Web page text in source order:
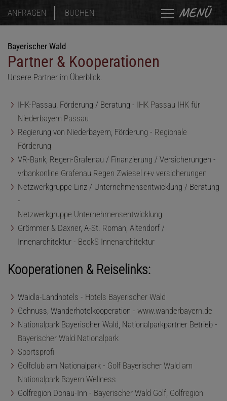
ANFRAGEN BUCHEN MENÜ
Bayerischer Wald
Partner & Kooperationen
Unsere Partner im Überblick.
IHK-Passau, Förderung / Beratung - IHK Passau IHK für
Niederbayern Passau
Regierung von Niederbayern, Förderung - Regionale
Förderung
VR-Bank, Regen-Grafenau / Finanzierung / Versicherungen -
vrbankonline Grafenau Regen Zwiesel r+v versicherungen
Netzwerkgruppe Linz / Unternehmensentwicklung / Beratung
-
Netzwerkgruppe Unternehmensentwicklung
Grömmer & Daxner, A-St. Roman, Altendorf /
Innenarchitektur - BeckS Innenarchitektur
Kooperationen & Reiselinks:
Waidla-Landhotels - Hotels Bayerischer Wald
Gehnuss, Wanderhotelkooperation - www.wanderbayern.de
Nationalpark Bayerischer Wald, Nationalparkpartner Betrieb -
Bayerischer Wald Nationalpark
Sportsprofi
Golfclub am Nationalpark - Golf Bayerischer Wald am
Nationalpark Bayern Wellness
Golfregion Donau-Inn - Bayerischer Wald Golf, Golfregion